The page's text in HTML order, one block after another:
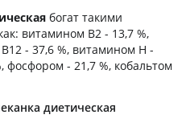
богат такими
витамином B2 - 13,7 %,
- 37,6 %, витамином H -
фосфором - 21,7 %, кобальтом
диетическая